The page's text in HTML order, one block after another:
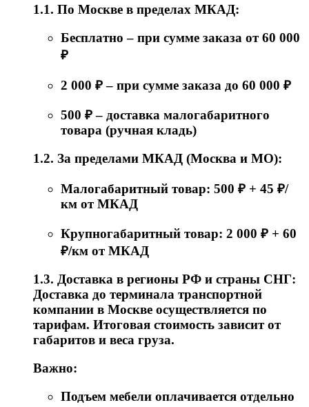
1.1. По Москве в пределах МКАД:
Бесплатно – при сумме заказа от 60 000
₽
2 000 ₽ – при сумме заказа до 60 000 ₽
500 ₽ – доставка малогабаритного
товара (ручная кладь)
1.2. За пределами МКАД (Москва и МО):
Малогабаритный товар: 500 ₽ + 45 ₽/
км от МКАД
Крупногабаритный товар: 2 000 ₽ + 60
₽/км от МКАД
1.3. Доставка в регионы РФ и страны СНГ:
Доставка до терминала транспортной
компании в Москве осуществляется по
тарифам. Итоговая стоимость зависит от
габаритов и веса груза.
Важно:
Подъем мебели оплачивается отдельно